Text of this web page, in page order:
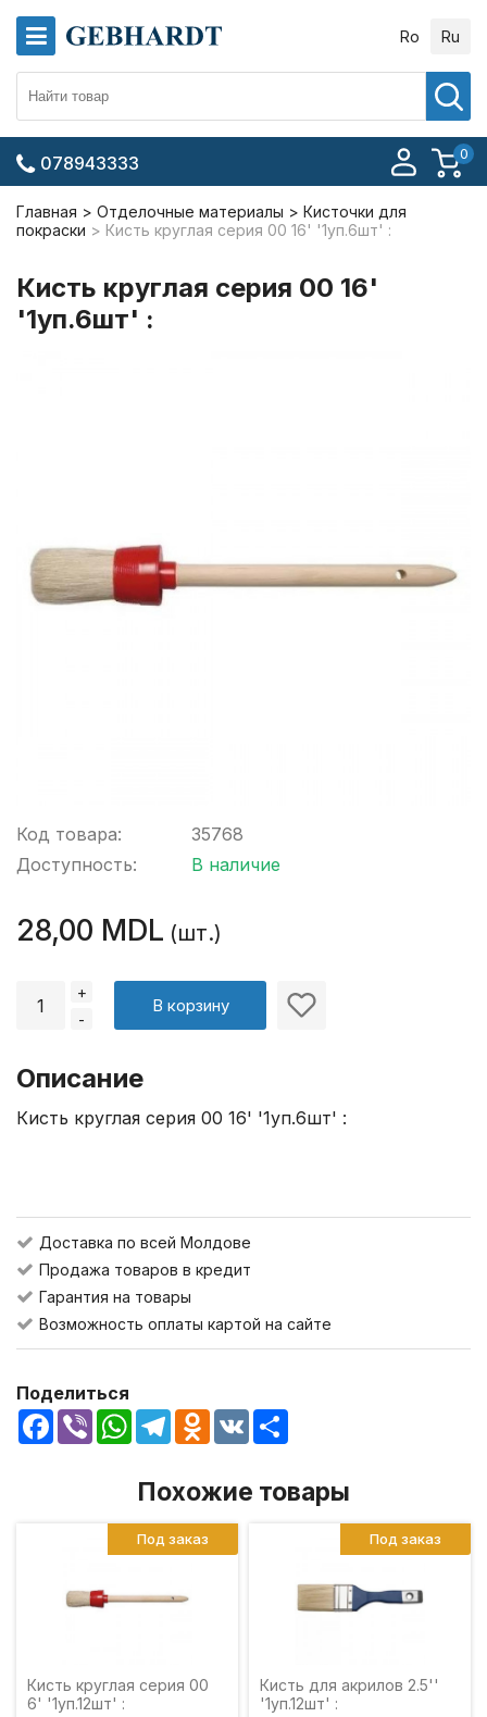
Ro Ru
0
078943333
Главная Отделочные материалы
Кисточки для
покраски
Кисть круглая серия 00 16' '1уп.6шт' :
Кисть круглая серия 00 16'
'1уп.6шт' :
Код товара:
Доступность:
35768
В наличие
28,00 MDL (шт.)
+
-
В корзину
Описание
Кисть круглая серия 00 16' '1уп.6шт' :
Доставка по всей Молдове
Продажа товаров в кредит
Гарантия на товары
Возможность оплаты картой на сайте
Поделиться
Facebook
Viber WhatsApp
TelegramOdnoklassniki
VK
Похожие товары
Кисть круглая серия 00
6' '1уп.12шт' :
Под заказ
Кисть для акрилов 2.5''
'1уп.12шт' :
Под заказ